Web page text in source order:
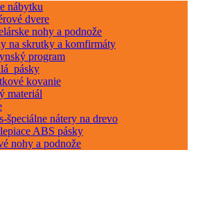
nábytku
dvere
nohy a podnože
na skrutky a komfirmáty
program
kovanie
materiál
špeciálne nátery na drevo
ABS pásky
nohy a podnože